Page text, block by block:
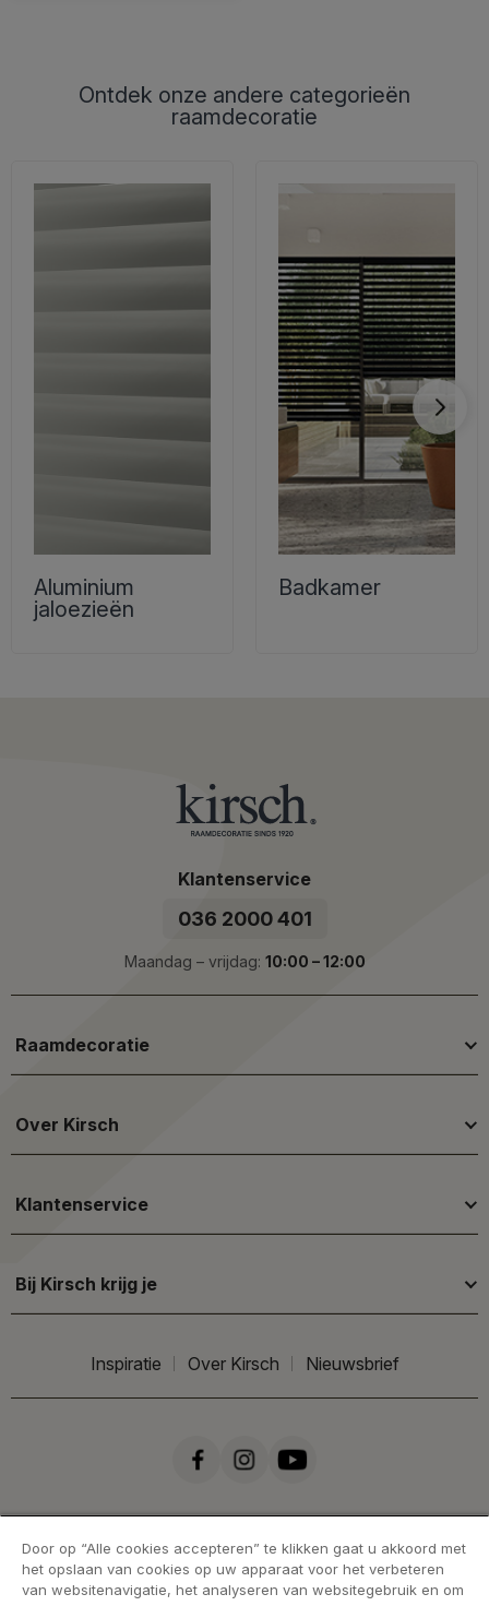
Ontdek onze andere categorieën
raamdecoratie
Aluminium
jaloezieën
Badkamer
Klantenservice
036 2000 401
Maandag – vrijdag: 10:00 – 12:00
Raamdecoratie
Over Kirsch
Klantenservice
Bij Kirsch krijg je
Inspiratie Over Kirsch Nieuwsbrief
Door op “Alle cookies accepteren” te klikken gaat u akkoord met
het opslaan van cookies op uw apparaat voor het verbeteren
van websitenavigatie, het analyseren van websitegebruik en om